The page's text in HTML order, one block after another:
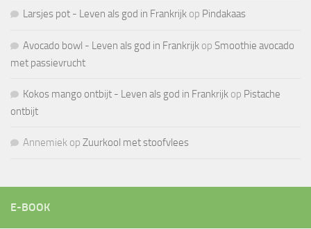
Larsjes pot - Leven als god in Frankrijk op Pindakaas
Avocado bowl - Leven als god in Frankrijk op Smoothie avocado
met passievrucht
Kokos mango ontbijt - Leven als god in Frankrijk op Pistache
ontbijt
Annemiek op Zuurkool met stoofvlees
E-BOOK